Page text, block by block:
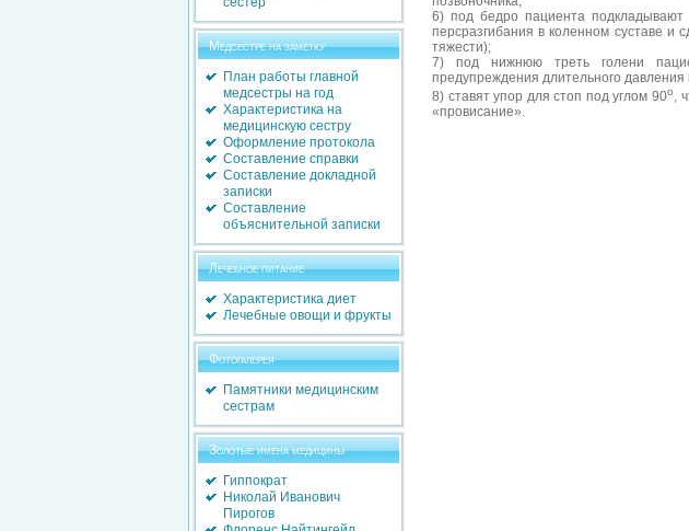
Медсестре на заметку
План работы главной
медсестры на год
Характеристика на
медицинскую сестру
Оформление протокола
Составление справки
Составление докладной
записки
Составление
объяснительной записки
Лечебное питание
Характеристика диет
Лечебные овощи и фрукты
Фотогалерея
Памятники медицинским
сестрам
Золотые имена медицины
Гиппократ
Николай Иванович
Пирогов
6) под бедро пациента
персразгибания в коленном суставе и
тяжести);
7) под нижнюю треть голени
предупреждения длительного давления
8) ставят упор для стоп под углом 90о,
«провисание».